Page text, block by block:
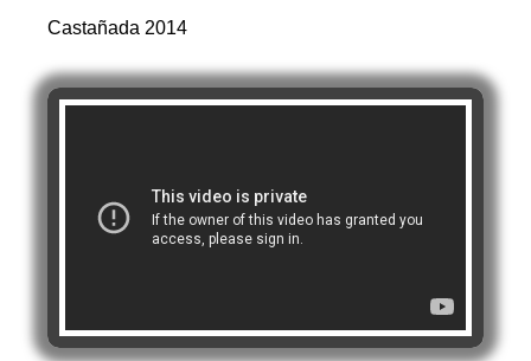
Castañada 2014